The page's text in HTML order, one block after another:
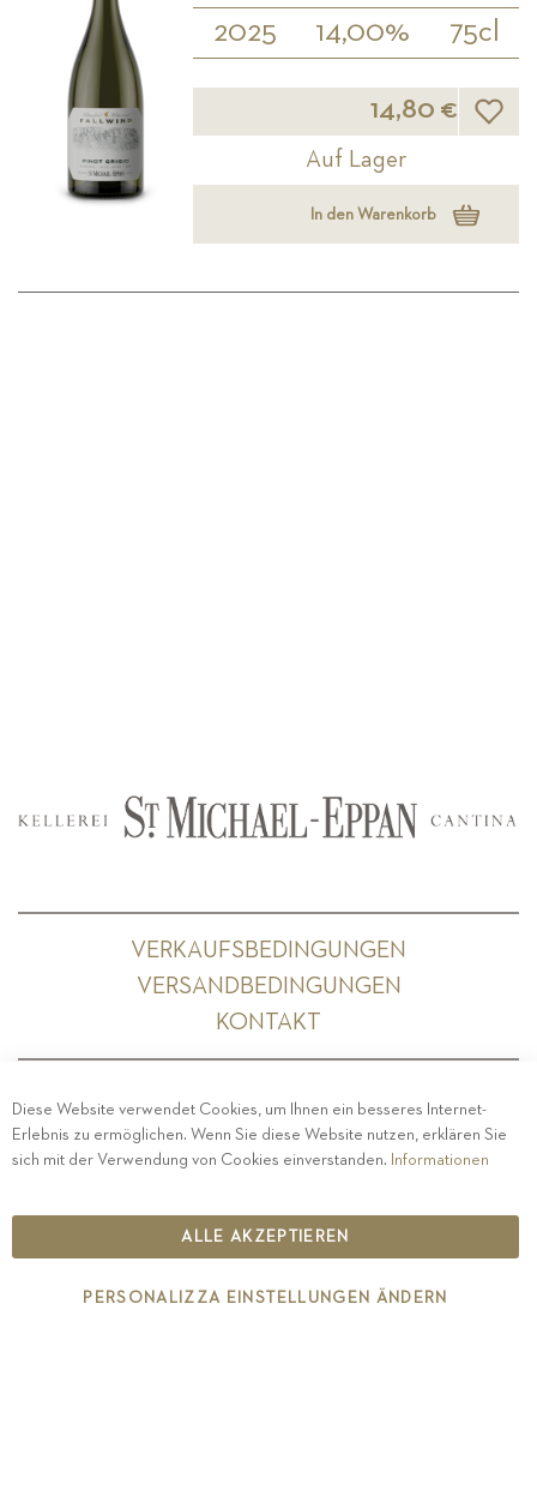
2025 14,00% 75cl
14,80 €
Auf Lager
In den Warenkorb
VERKAUFSBEDINGUNGEN
VERSANDBEDINGUNGEN
KONTAKT
PRIVACY-IMPRESSUM- COOKIE POLICY-
ETHISCHER KODEX
IT00126670215
Diese Website verwendet Cookies, um Ihnen ein besseres Internet-
Erlebnis zu ermöglichen. Wenn Sie diese Website nutzen, erklären Sie
sich mit der Verwendung von Cookies einverstanden. Informationen
ALLE AKZEPTIEREN
PERSONALIZZA EINSTELLUNGEN ÄNDERN